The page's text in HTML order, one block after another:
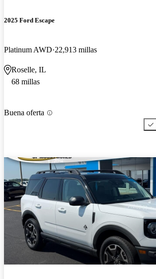
2025 Ford Escape
Platinum AWD 22,913 millas
Roselle, IL
68 millas
Buena oferta